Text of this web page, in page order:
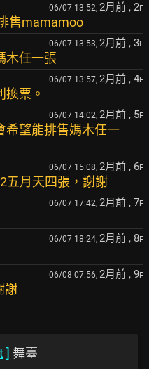
06/07 13:52, 2月前 , 2F
售mamamoo
06/07 13:53, 2月前 , 3F
木任一張
06/07 13:57, 2月前 , 4F
票。
06/07 14:02, 2月前 , 5F
希望能排售媽木任一
06/07 15:08, 2月前 , 6F
五月天四張，謝謝
06/07 17:42, 2月前 , 7F
06/07 18:24, 2月前 , 8F
06/08 07:56, 2月前 , 9F
謝
] 舞臺